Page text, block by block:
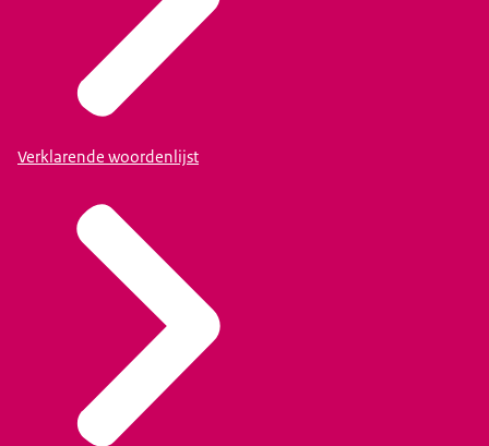
Verklarende woordenlijst